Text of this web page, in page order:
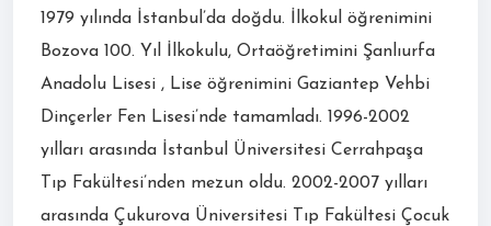
1979 yılında İstanbul’da doğdu. İlkokul öğrenimini
Bozova 100. Yıl İlkokulu, Ortaöğretimini Şanlıurfa
Anadolu Lisesi , Lise öğrenimini Gaziantep Vehbi
Dinçerler Fen Lisesi’nde tamamladı. 1996-2002
yılları arasında İstanbul Üniversitesi Cerrahpaşa
Tıp Fakültesi’nden mezun oldu. 2002-2007 yılları
arasında Çukurova Üniversitesi Tıp Fakültesi Çocuk